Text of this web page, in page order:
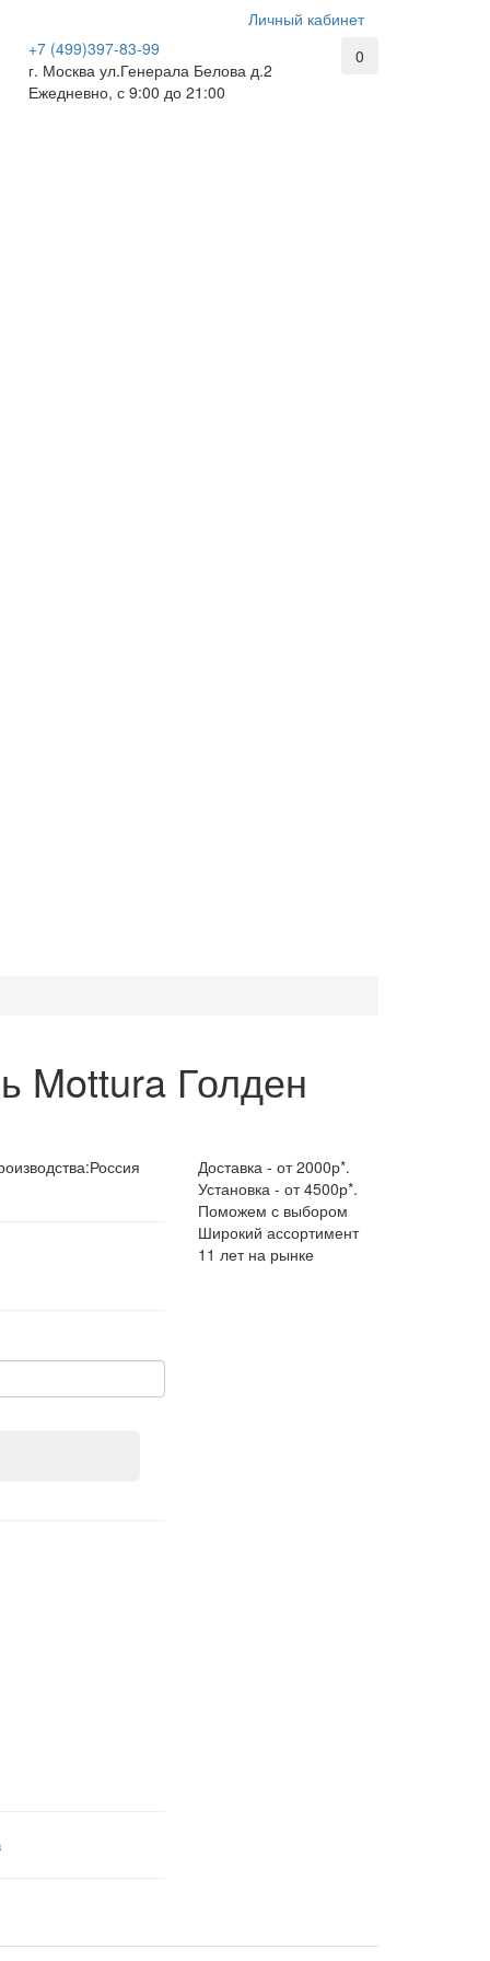
Личный кабинет
+7 (499)397-83-99
г. Москва ул.Генерала Белова д.2
Ежедневно, с 9:00 до 21:00
0
Mottura Голден
Россия
Доставка - от 2000р*.
Установка - от 4500р*.
Поможем с выбором
Широкий ассортимент
11 лет на рынке